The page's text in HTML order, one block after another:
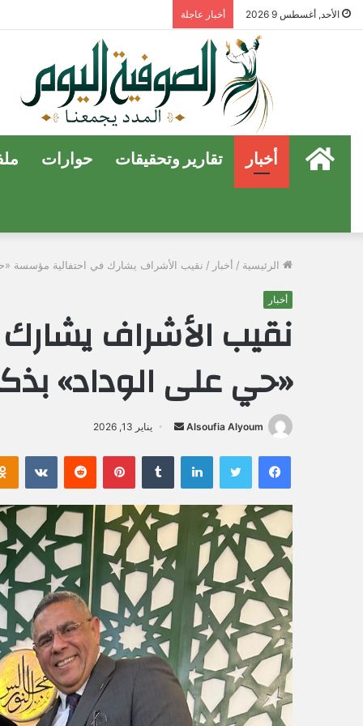
الأحد, أغسطس 9 2026 أخبار عاجلة
الرئيسية
أخبار تقارير وتحقيقات حوارات
الرئيسية / أخبار / نقيب الأشراف يشارك في احتفالية مؤسسة
أخبار
نقيب الأشراف
«حي على الوداد»
Alsoufia Alyoum
ل
ب
ر
ي
د
ا
إ
ل
ك
ر
يناير 13, 2026
فيسبوك لينكدإن بينتيريست